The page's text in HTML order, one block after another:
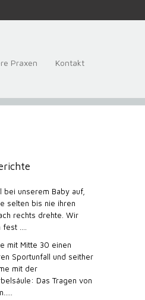
Praxen Kontakt
bei unserem Baby auf,
selten bis nie ihren
rechts drehte. Wir
fest ....
mit Mitte 30 einen
Sportunfall und seither
mit der
Das Tragen von